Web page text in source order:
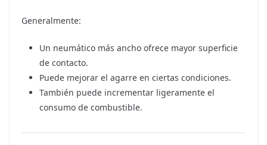
Generalmente:
Un neumático más ancho ofrece mayor superficie
de contacto.
Puede mejorar el agarre en ciertas condiciones.
También puede incrementar ligeramente el
consumo de combustible.